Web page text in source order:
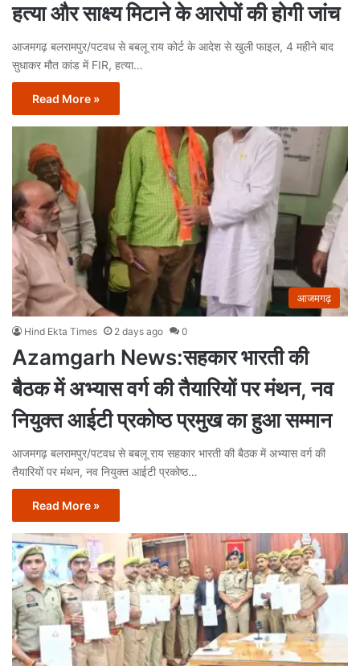
हत्या और साक्ष्य मिटाने के आरोपों की होगी जांच
आजमगढ़ बलरामपुर/पटवध से बबलू राय कोर्ट के आदेश से खुली फाइल, 4 महीने बाद
सुधाकर मौत कांड में FIR, हत्या…
Read More »
आजमगढ़
Hind Ekta Times 2 days ago 0
Azamgarh News:सहकार भारती की
बैठक में अभ्यास वर्ग की तैयारियों पर मंथन, नव
नियुक्त आईटी प्रकोष्ठ प्रमुख का हुआ सम्मान
आजमगढ़ बलरामपुर/पटवध से बबलू राय सहकार भारती की बैठक में अभ्यास वर्ग की
तैयारियों पर मंथन, नव नियुक्त आईटी प्रकोष्ठ…
Read More »